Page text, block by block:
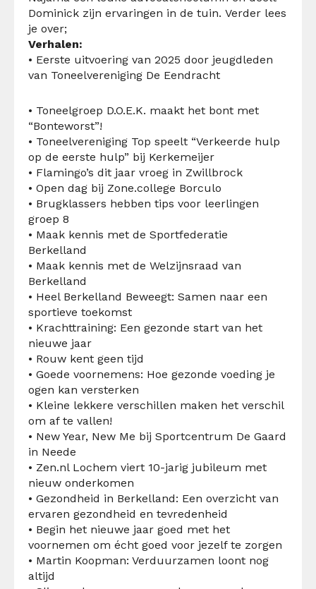
Dominick zijn ervaringen in de tuin. Verder lees
je over;
Verhalen:
• Eerste uitvoering van 2025 door jeugdleden
van Toneelvereniging De Eendracht
• Toneelgroep D.O.E.K. maakt het bont met
“Bonteworst”!
• Toneelvereniging Top speelt “Verkeerde hulp
op de eerste hulp” bij Kerkemeijer
• Flamingo’s dit jaar vroeg in Zwillbrock
• Open dag bij Zone.college Borculo
• Brugklassers hebben tips voor leerlingen
groep 8
• Maak kennis met de Sportfederatie
Berkelland
• Maak kennis met de Welzijnsraad van
Berkelland
• Heel Berkelland Beweegt: Samen naar een
sportieve toekomst
• Krachttraining: Een gezonde start van het
nieuwe jaar
• Rouw kent geen tijd
• Goede voornemens: Hoe gezonde voeding je
ogen kan versterken
• Kleine lekkere verschillen maken het verschil
om af te vallen!
• New Year, New Me bij Sportcentrum De Gaard
in Neede
• Zen.nl Lochem viert 10-jarig jubileum met
nieuw onderkomen
• Gezondheid in Berkelland: Een overzicht van
ervaren gezondheid en tevredenheid
• Begin het nieuwe jaar goed met het
voornemen om écht goed voor jezelf te zorgen
• Martin Koopman: Verduurzamen loont nog
altijd